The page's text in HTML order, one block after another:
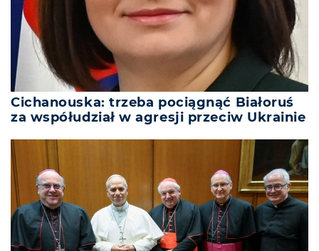
Cichanouska: trzeba pociągnąć Białoruś
za współudział w agresji przeciw Ukrainie